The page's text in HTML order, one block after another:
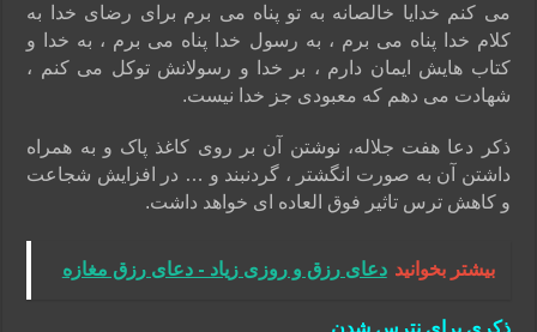
می کنم خدایا خالصانه به تو پناه می برم برای رضای خدا به
کلام خدا پناه می برم ، به رسول خدا پناه می برم ، به خدا و
کتاب هایش ایمان دارم ، بر خدا و رسولانش توکل می کنم ،
شهادت می دهم که معبودی جز خدا نیست.
ذکر دعا هفت جلاله، نوشتن آن بر روی کاغذ پاک و به همراه
داشتن آن به صورت انگشتر ، گردنبند و … در افزایش شجاعت
و کاهش ترس تاثیر فوق العاده ای خواهد داشت.
بیشتر بخوانید دعای رزق و روزی زیاد - دعای رزق مغازه